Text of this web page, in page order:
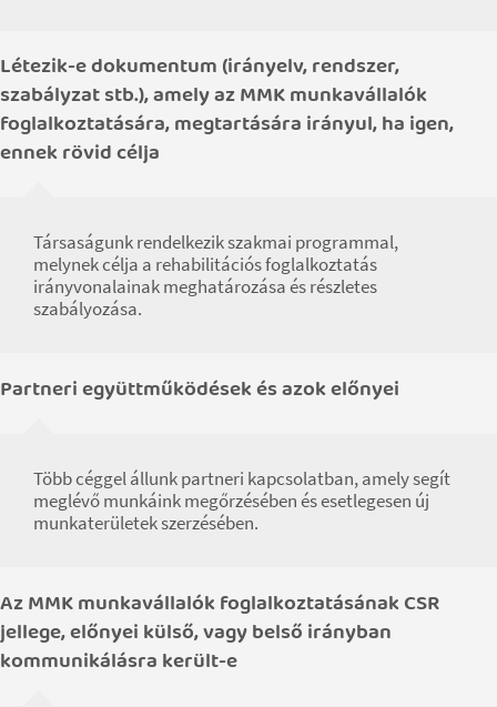
Létezik-e dokumentum (irányelv, rendszer,
szabályzat stb.), amely az MMK munkavállalók
foglalkoztatására, megtartására irányul, ha igen,
ennek rövid célja
Társaságunk rendelkezik szakmai programmal,
melynek célja a rehabilitációs foglalkoztatás
irányvonalainak meghatározása és részletes
szabályozása.
Partneri együttműködések és azok előnyei
Több céggel állunk partneri kapcsolatban, amely segít
meglévő munkáink megőrzésében és esetlegesen új
munkaterületek szerzésében.
Az MMK munkavállalók foglalkoztatásának CSR
jellege, előnyei külső, vagy belső irányban
kommunikálásra került-e